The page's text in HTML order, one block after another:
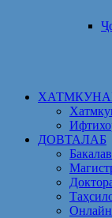
ДОВТАЛАБ
Онлайн